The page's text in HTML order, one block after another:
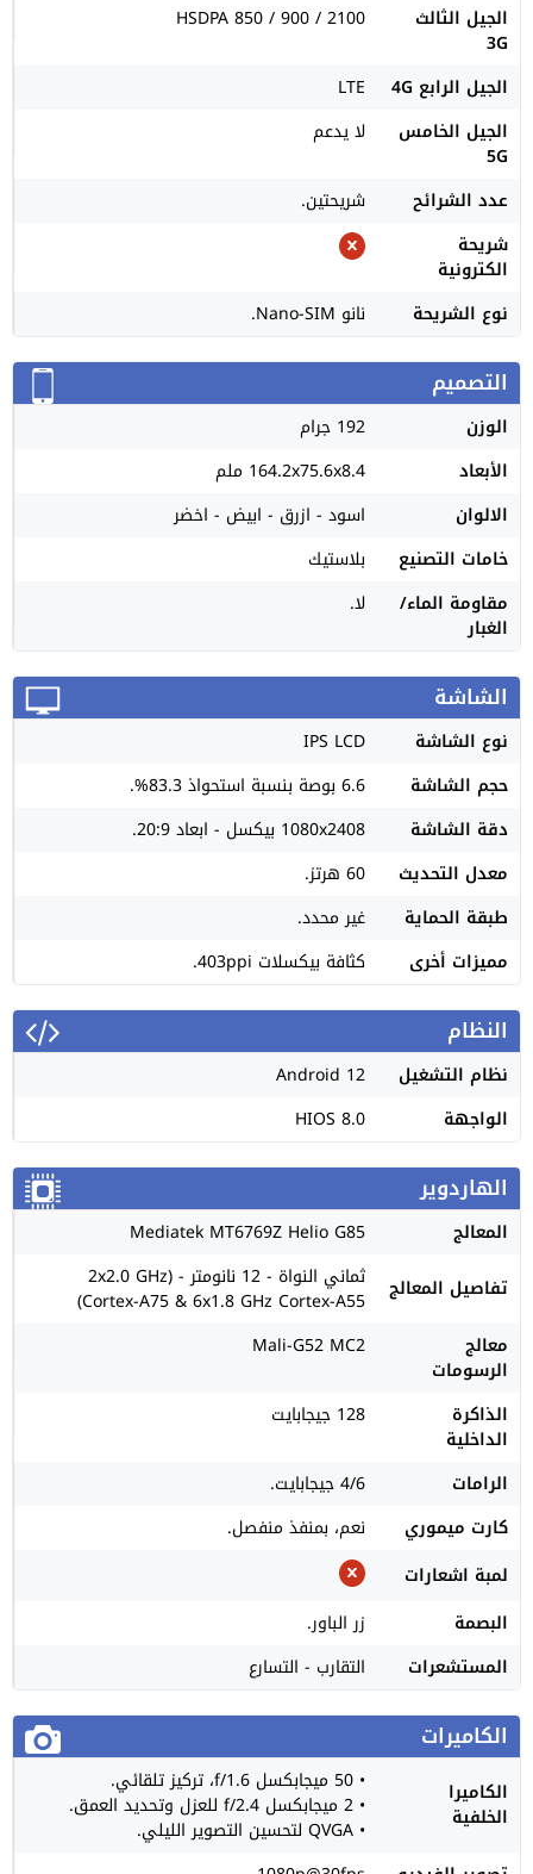
الجيل الثالث
3G
HSDPA 850 / 900 / 2100
الجيل الرابع 4G
LTE
الجيل الخامس
5G
لا يدعم
عدد الشرائح
شريحتين.
شريحة
الكترونية
نوع الشريحة
نانو Nano-SIM.
التصميم
الوزن
192 جرام
الأبعاد
164.2x75.6x8.4 ملم
الالوان
اسود - ازرق - ابيض - اخضر
خامات التصنيع
بلاستيك
مقاومة الماء/
الغبار
لا.
الشاشة
نوع الشاشة
IPS LCD
حجم الشاشة
6.6 بوصة بنسبة استحواذ 83.3%.
دقة الشاشة
1080x2408 بيكسل - ابعاد 20:9.
معدل التحديث
60 هرتز.
طبقة الحماية
غير محدد.
مميزات أخرى
كثافة بيكسلات 403ppi.
النظام
نظام التشغيل
Android 12
الواجهة
HIOS 8.0
الهاردوير
المعالج
Mediatek MT6769Z Helio G85
تفاصيل المعالج
ثماني النواة - 12 نانومتر - (2x2.0 GHz
Cortex-A75 & 6x1.8 GHz Cortex-A55)
معالج
الرسومات
Mali-G52 MC2
الذاكرة
الداخلية
128 جيجابايت
الرامات
4/6 جيجابايت.
كارت ميموري
نعم، بمنفذ منفصل.
لمبة اشعارات
البصمة
زر الباور.
المستشعرات
التقارب - التسارع
الكاميرات
الكاميرا
الخلفية
• 50 ميجابكسل f/1.6، تركيز تلقائي.
• 2 ميجابكسل f/2.4 للعزل وتحديد العمق.
• QVGA لتحسين التصوير الليلي.